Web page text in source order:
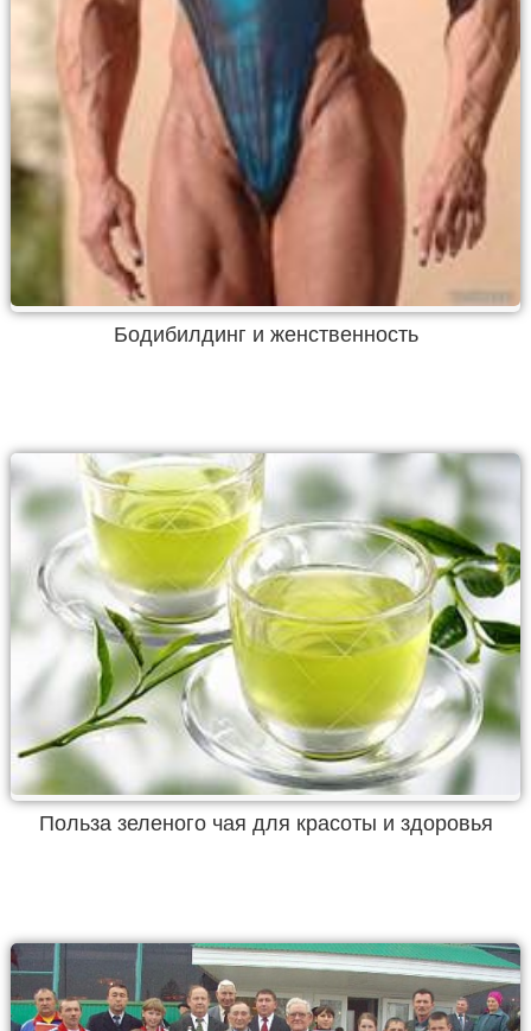
Бодибилдинг и женственность
Польза зеленого чая для красоты и здоровья